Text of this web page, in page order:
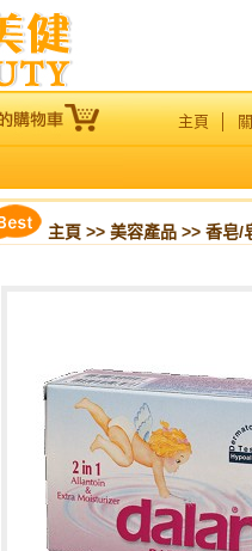
主頁│
主頁 >> 美容產品 >> 香皂/